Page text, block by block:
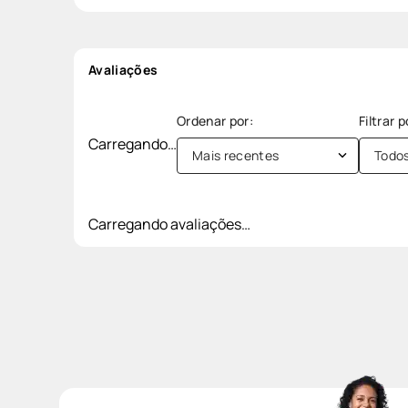
Avaliações
Carregando…
Mais recentes
Carregando avaliações…